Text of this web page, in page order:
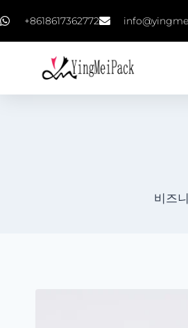
+8618617362772
비즈